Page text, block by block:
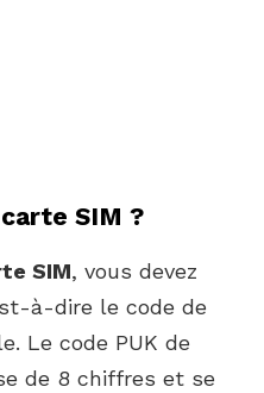
SIM ?
SIM, vous devez
à-dire le code de
Le code PUK de
de 8 chiffres et se